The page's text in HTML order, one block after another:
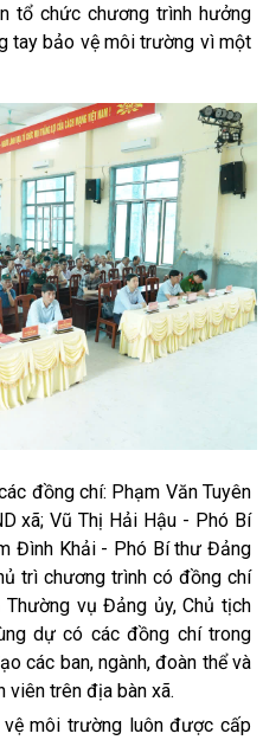
tổ chức chương trình hưởng
tay bảo vệ môi trường vì một
đồng chí: Phạm Văn Tuyên
xã; Vũ Thị Hải Hậu - Phó Bí
Đình Khải - Phó Bí thư Đảng
trì chương trình có đồng chí
vụ Đảng ủy, Chủ tịch
dự có các đồng chí trong
các ban, ngành, đoàn thể và
viên trên địa bàn xã.
môi trường luôn được cấp